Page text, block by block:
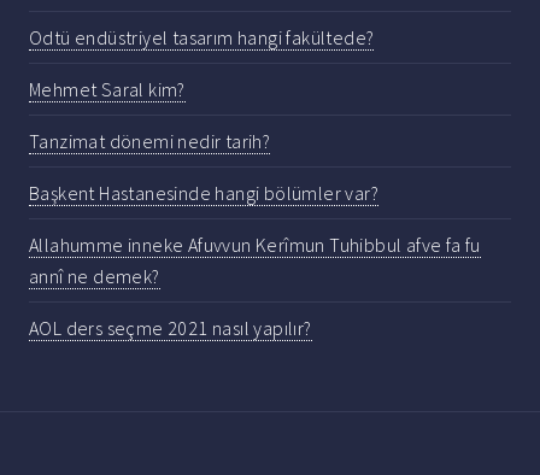
Odtü endüstriyel tasarım hangi fakültede?
Mehmet Saral kim?
Tanzimat dönemi nedir tarih?
Başkent Hastanesinde hangi bölümler var?
Allahumme inneke Afuvvun Kerîmun Tuhibbul afve fa fu
annî ne demek?
AOL ders seçme 2021 nasıl yapılır?